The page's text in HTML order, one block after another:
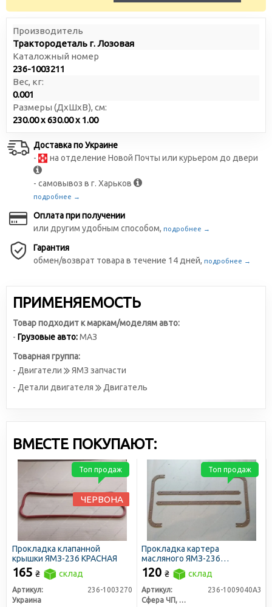
Производитель
Трактородеталь г. Лозовая
Каталожный номер
236-1003211
Вес, кг:
0.001
Размеры (ДxШxВ), см:
230.00 x 630.00 x 1.00
Доставка по Украине
-
на отделение Новой Почты или курьером до двери
- самовывоз в г. Харьков
подробнее →
Оплата при получении
или другим удобным способом, подробнее →
Гарантия
обмен/возврат товара в течение 14 дней, подробнее →
ПРИМЕНЯЕМОСТЬ
Товар подходит к маркам/моделям авто:
- Грузовые авто:МАЗ
Товарная группа:
- Двигатели
ЯМЗ запчасти
- Детали двигателя
Двигатель
ВМЕСТЕ ПОКУПАЮТ:
Прокладка клапанной
крышки ЯМЗ-236 КРАСНАЯ
165 ₴ склад
Артикул:
236-1003270
Украина
Топ продаж
ЧЕРВОНА
Прокладка картера
масляного ЯМЗ-236
(поддона) пробковая (пр-во
Украина)
120 ₴ склад
Артикул:
236-1009040А3
Сфера ЧП, Украина
Топ продаж